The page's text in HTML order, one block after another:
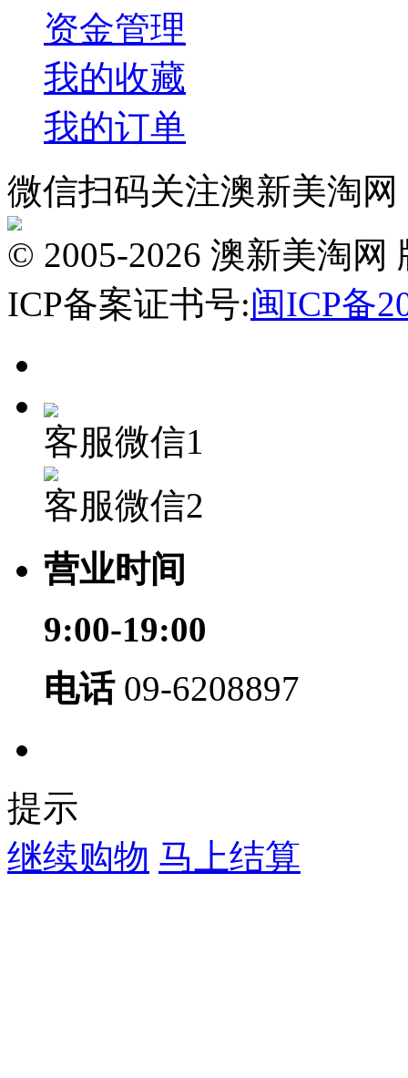
资金管理
我的收藏
我的订单
微信扫码关注澳新美淘网
© 2005-2026 澳新美淘
ICP备案证书号:闽ICP备
客服微信1
客服微信2
营业时间
9:00-19:00
电话09-6208897
提示
继续购物 马上结算